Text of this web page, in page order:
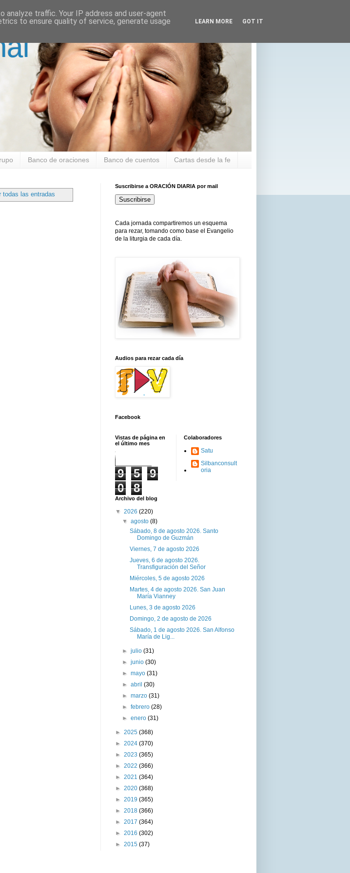
Banco de oraciones Banco de cuentos Cartas desde la fe
todas las entradas
Suscribirse a ORACIÓN DIARIA por mail
Suscribirse
Cada jornada compartiremos un esquema
para rezar, tomando como base el Evangelio
de la liturgia de cada día.
Audios para rezar cada día
Facebook
Vistas de página en
el último mes
9 5
9
0
8
Colaboradores
Satu
Silbanconsult
oria
Archivo del blog
▼ 2026 (220)
▼agosto(8)
Sábado, 8 de agosto 2026. Santo
Domingo de Guzmán
Viernes, 7 de agosto 2026
Jueves, 6 de agosto 2026.
Transfiguración del Señor
Miércoles, 5 de agosto 2026
Martes, 4 de agosto 2026. San Juan
María Vianney
Lunes, 3 de agosto 2026
Domingo, 2 de agosto de 2026
Sábado, 1 de agosto 2026. San Alfonso
María de Lig...
►julio(31)
►junio(30)
►mayo(31)
►abril(30)
►marzo(31)
►febrero(28)
►enero(31)
► 2025 (368)
► 2024 (370)
► 2023 (365)
► 2022 (366)
► 2021 (364)
► 2020 (368)
► 2019 (365)
► 2018 (366)
► 2017 (364)
► 2016 (302)
► 2015 (37)
traffic. Your IP address and user-agent
to ensure quality of service, generate usage
LEARN MORE GOT IT